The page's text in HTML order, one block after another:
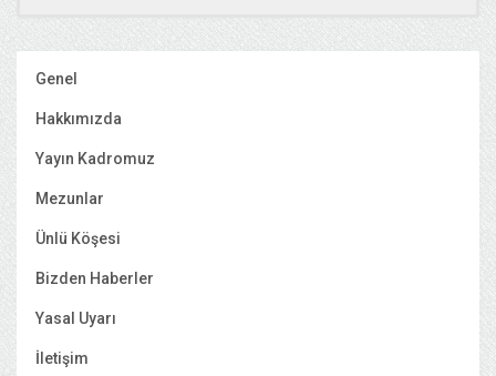
Genel
Hakkımızda
Yayın Kadromuz
Mezunlar
Ünlü Köşesi
Bizden Haberler
Yasal Uyarı
İletişim